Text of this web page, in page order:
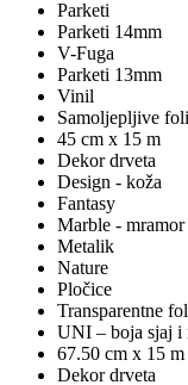
Parketi
Parketi 14mm
V-Fuga
Parketi 13mm
Vinil
Samoljepljive
45 cm x 15 m
Dekor drveta
Design - koža
Fantasy
Marble - mramor
Metalik
Nature
Pločice
Transparentne
UNI – boja sjaj i
67.50 cm x 15 m
Dekor drveta